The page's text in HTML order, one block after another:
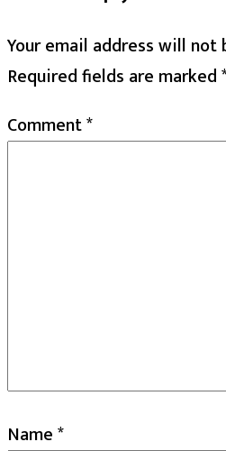
Your email address will not
Required fields are marked
Comment*
Name*